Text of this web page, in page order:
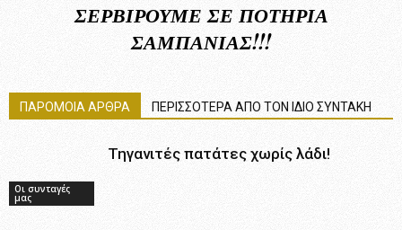
ΣΕΡΒΊΡΟΥΜΕ ΣΕ ΠΟΤΉΡΙΑ
ΣΑΜΠΆΝΙΑΣ!!!
ΠΑΡΟΜΟΙΑ ΑΡΘΡΑ ΠΕΡΙΣΣΟΤΕΡΑ ΑΠΟ ΤΟΝ ΙΔΙΟ ΣΥΝΤΑΚΗ
Οι συνταγές
μας
Τηγανιτές πατάτες χωρίς λάδι!